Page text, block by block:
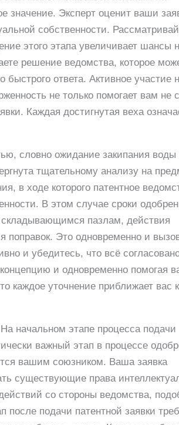
значение. Эксперт оценит ваши
собственности.
этого этапа увеличивает шансы
решение ведомства, которое
ответа. Активное участие
не только помогает вам не
Каждая достигнутая веха
словно ожидание закипания воды
тщательному анализу на
в ходе которого патентное
В этом случае сроки
складывающимся пазлам, действия
поправок. Это одновременно и
и убедитесь, что всё
и одновременно помогая
каждое уточнение приближает вас к
начальном этапе процесса подачи
важный этап в процессе
вашим союзником. Ваша заявка
существующие права
со стороны ведомства,
подачи патентной заявки